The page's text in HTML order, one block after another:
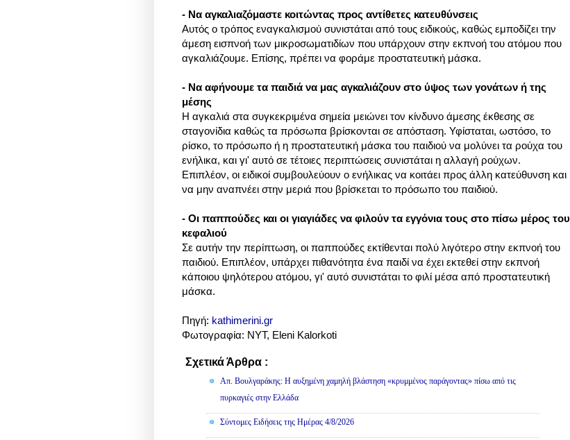
- Να αγκαλιαζόμαστε κοιτώντας προς αντίθετες κατευθύνσεις
Αυτός ο τρόπος εναγκαλισμού συνιστάται από τους ειδικούς, καθώς εμποδίζει την
άμεση εισπνοή των μικροσωματιδίων που υπάρχουν στην εκπνοή του ατόμου που
αγκαλιάζουμε. Επίσης, πρέπει να φοράμε προστατευτική μάσκα.
- Να αφήνουμε τα παιδιά να μας αγκαλιάζουν στο ύψος των γονάτων ή της
μέσης
Η αγκαλιά στα συγκεκριμένα σημεία μειώνει τον κίνδυνο άμεσης έκθεσης σε
σταγονίδια καθώς τα πρόσωπα βρίσκονται σε απόσταση. Υφίσταται, ωστόσο, το
ρίσκο, το πρόσωπο ή η προστατευτική μάσκα του παιδιού να μολύνει τα ρούχα του
ενήλικα, και γι' αυτό σε τέτοιες περιπτώσεις συνιστάται η αλλαγή ρούχων.
Επιπλέον, οι ειδικοί συμβουλεύουν ο ενήλικας να κοιτάει προς άλλη κατεύθυνση και
να μην αναπνέει στην μεριά που βρίσκεται το πρόσωπο του παιδιού.
- Οι παππούδες και οι γιαγιάδες να φιλούν τα εγγόνια τους στο πίσω μέρος του
κεφαλιού
Σε αυτήν την περίπτωση, οι παππούδες εκτίθενται πολύ λιγότερο στην εκπνοή του
παιδιού. Επιπλέον, υπάρχει πιθανότητα ένα παιδί να έχει εκτεθεί στην εκπνοή
κάποιου ψηλότερου ατόμου, γι' αυτό συνιστάται το φιλί μέσα από προστατευτική
μάσκα.
Πηγή: kathimerini.gr
Φωτογραφία: NYT, Eleni Kalorkoti
Σχετικά Άρθρα :
Απ. Βουλγαράκης: Η αυξημένη χαμηλή βλάστηση «κρυμμένος παράγοντας» πίσω από τις
πυρκαγιές στην Ελλάδα
Σύντομες Ειδήσεις της Ημέρας 4/8/2026